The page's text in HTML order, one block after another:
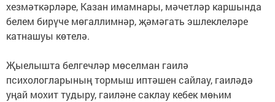
хезмәткәрләре, Казан имамнары, мәчетләр каршында
белем бирүче мөгаллимнәр, җәмәгать эшлеклеләре
катнашуы көтелә.
Җыелышта белгечләр мөселман гаилә
психологларының тормыш иптәшен сайлау, гаиләдә
уңай мохит тудыру, гаиләне саклау кебек мөһим